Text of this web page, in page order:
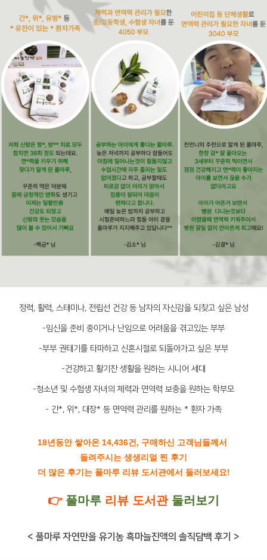
정력, 활력, 스태미나, 전립선 건강 등 남자의 자신감을 되찾고 싶은 남성
-임신을 준비 중이거나 난임으로 어려움을 겪고있는 부부
-부부 권태기를 타파하고 신혼시절로 되돌아가고 싶은 부부
-건강하고 활기찬 생활을 원하는 시니어 세대
-청소년 및 수험생 자녀의 체력과 면역력 보충을 원하는 학부모
- 간*, 위*, 대장* 등 면역력 관리를 원하는 * 환자 가족
18년동안 쌓아온 14,436건, 구매하신 고객님들께서
들려주시는 생생리얼 찐 후기
더 많은 후기는 풀마루 리뷰 도서관에서 둘러보세요!
👉 풀마루 리뷰 도서관 둘러보기
< 풀마루 자연만을 유기농 흑마늘진액의 솔직담백 후기 >